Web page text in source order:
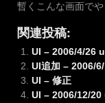
暫くこんな画面で
関連投稿:
UI – 2006/4/26
UI追加 – 2006/
UI – 修正
UI – 2006/12/